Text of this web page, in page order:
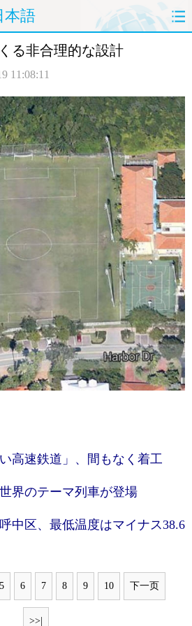
本語
政治
評論 写真
る非合理的な設計
11:08:11
高速鉄道」、間もなく着工
界のテーマ列車が登場
中区、最低温度はマイナス38.6
5 6 7 8 9 10 下一页
>>|